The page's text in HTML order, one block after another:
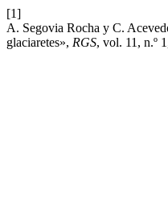
[1]
A. Segovia Rocha y C.
glaciaretes», RGS, vol. 11, n.º